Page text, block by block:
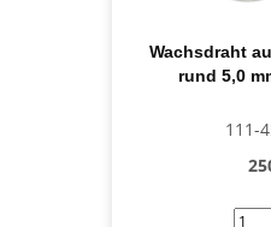
Wachsdraht
rund 5,0
111-